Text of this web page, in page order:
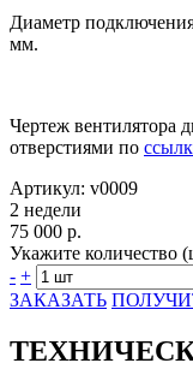
Диаметр
мм.
Чертеж вентилятора
отверстиями по
Артикул: v0009
2 недели
75 000 р.
Укажите количество
- +
ЗАКАЗАТЬ